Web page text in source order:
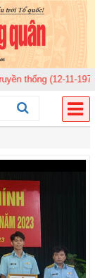
1975/12-11-2025)